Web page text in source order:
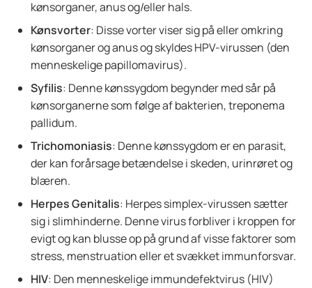
kønsorganer, anus og/eller hals.
Kønsvorter: Disse vorter viser sig på eller omkring
kønsorganer og anus og skyldes HPV-virussen (den
menneskelige papillomavirus).
Syfilis: Denne kønssygdom begynder med sår på
kønsorganerne som følge af bakterien, treponema
pallidum.
Trichomoniasis: Denne kønssygdom er en parasit,
der kan forårsage betændelse i skeden, urinrøret og
blæren.
Herpes Genitalis: Herpes simplex-virussen sætter
sig i slimhinderne. Denne virus forbliver i kroppen for
evigt og kan blusse op på grund af visse faktorer som
stress, menstruation eller et svækket immunforsvar.
HIV: Den menneskelige immundefektvirus (HIV)